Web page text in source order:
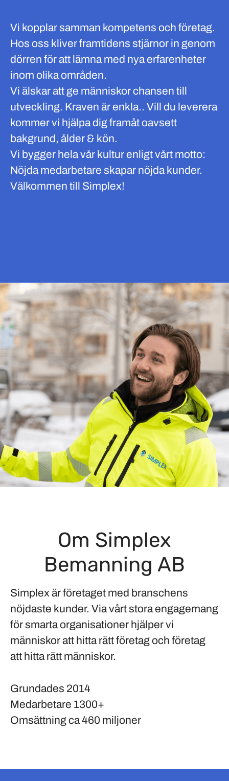
Vi kopplar samman kompetens och företag.
Hos oss kliver framtidens stjärnor in genom
dörren för att lämna med nya erfarenheter
inom olika områden.
Vi älskar att ge människor chansen till
utveckling. Kraven är enkla.. Vill du leverera
kommer vi hjälpa dig framåt oavsett
bakgrund, ålder & kön.
Vi bygger hela vår kultur enligt vårt motto:
Nöjda medarbetare skapar nöjda kunder.
Välkommen till Simplex!
Om Simplex
Bemanning AB
Simplex är företaget med branschens
nöjdaste kunder. Via vårt stora engagemang
för smarta organisationer hjälper vi
människor att hitta rätt företag och företag
att hitta rätt människor.
Grundades 2014
Medarbetare 1300+
Omsättningca 460 miljoner